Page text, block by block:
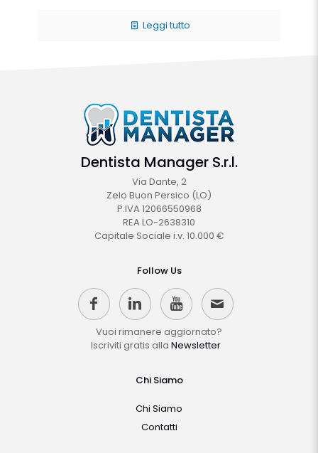
Leggi tutto
Dentista Manager S.r.l.
Via Dante, 2
Zelo Buon Persico (LO)
P.IVA 12066550968
REA LO-2638310
Capitale Sociale i.v. 10.000 €
Follow Us
Vuoi rimanere aggiornato?
Iscriviti gratis alla Newsletter
Chi Siamo
Chi Siamo
Contatti